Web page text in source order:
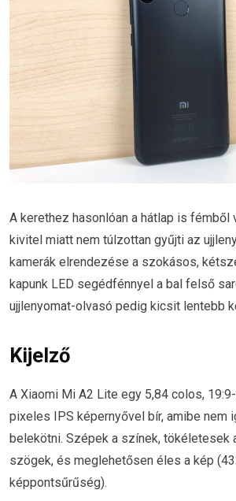
A kerethez hasonlóan a hátlap is fémből
kivitel miatt nem túlzottan gyűjti az
kamerák elrendezése a szokásos,
kapunk LED segédfénnyel a bal felső
ujjlenyomat-olvasó pedig kicsit lentebb
Kijelző
A Xiaomi Mi A2 Lite egy 5,84 colos,
pixeles IPS képernyővel bír, amibe nem
belekötni. Szépek a színek, tökéletesek
szögek, és meglehetősen éles a kép
képpontsűrűség).